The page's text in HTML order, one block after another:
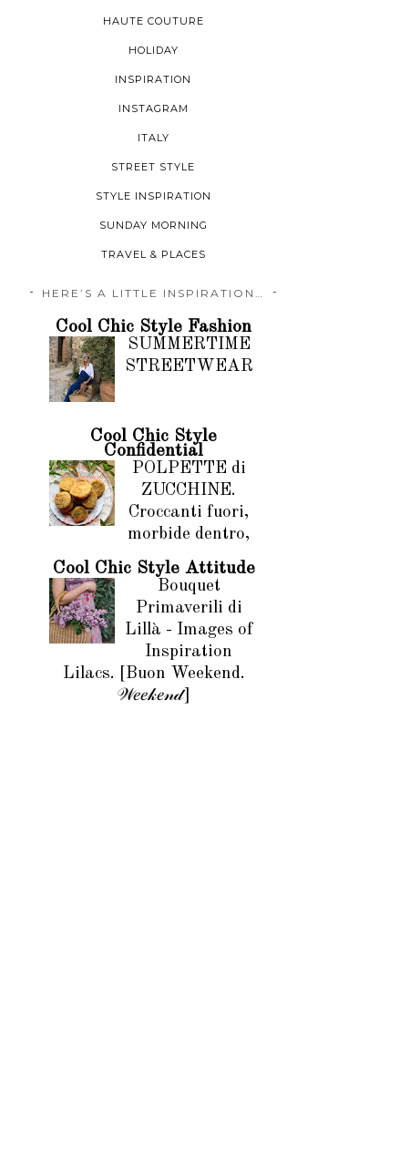
HAUTE COUTURE
HOLIDAY
INSPIRATION
INSTAGRAM
ITALY
STREET STYLE
STYLE INSPIRATION
SUNDAY MORNING
TRAVEL & PLACES
HERE’S A LITTLE INSPIRATION…
Cool Chic Style Fashion
SUMMERTIME
STREETWEAR
Cool Chic Style
Confidential
POLPETTE di
ZUCCHINE.
Croccanti fuori,
morbide dentro,
Cool Chic Style Attitude
Bouquet
Primaverili di
Lillà - Images of
Inspiration
Lilacs. [Buon Weekend.
𝒲𝑒𝑒𝓀𝑒𝓃𝒹]